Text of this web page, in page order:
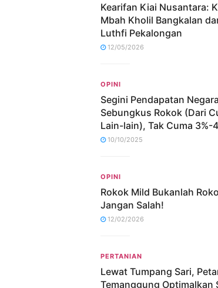
Kearifan Kiai Nusantara:
Mbah Kholil Bangkalan
Luthfi Pekalongan
12/05/2026
OPINI
Segini Pendapatan
Sebungkus Rokok (Dari
Lain-lain), Tak Cuma 3%-
10/10/2025
OPINI
Rokok Mild Bukanlah
Jangan Salah!
12/02/2026
PERTANIAN
Lewat Tumpang Sari,
Temanggung Optimalkan